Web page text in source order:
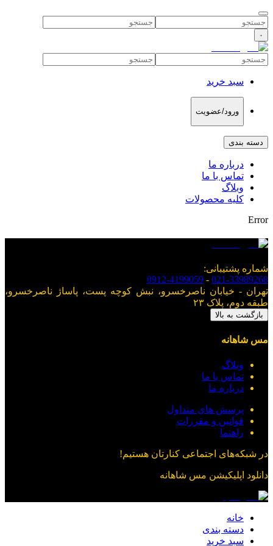
۰
سبد خرید
ورود/عضویت
دسته بندی
درباره ما
تماس با ما
وبلاگ
کلیه محصولات
Error
شماره پشتیبانی:
021-33989268
-
0912-4199059
تهران - خیابان ناصرخسرو، نبش کوچه پست، پاساژ ناصرخسرو،
طبقه دوم، پلاک ۲۳
بازگشت به بالا
مس شاهانه
وبلاگ
تماس با ما
درباره ما
پرسش های متداول
قوانین و مقررات
راهنما
در شبکه‌های اجتماعی کنارتان هستیم!
دانلود اپلیکیشن مس شاهانه
خانه
دسته بندی
سبد خرید